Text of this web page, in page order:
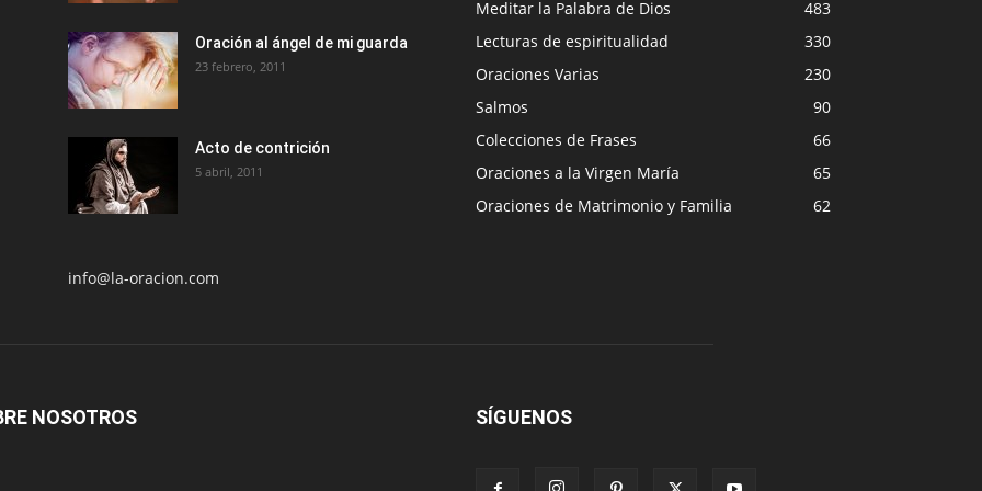
Oración al ángel de mi guarda
23 febrero, 2011
Acto de contrición
5 abril, 2011
info@la-oracion.com
Meditar la Palabra de Dios
483
Lecturas de espiritualidad
330
Oraciones Varias
230
Salmos
90
Colecciones de Frases
66
Oraciones a la Virgen María
65
Oraciones de Matrimonio y Familia
62
NOSOTROS SÍGUENOS